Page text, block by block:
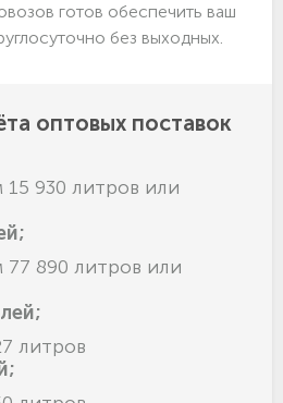
готов обеспечить ваш
без выходных.
оптовых поставок
930 литров или
890 литров или
литров